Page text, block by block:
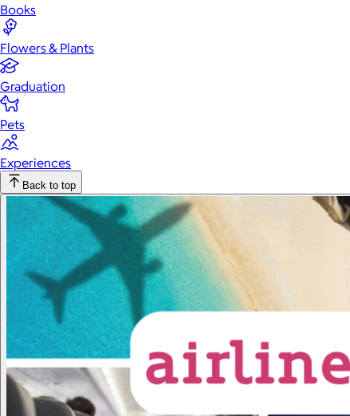
Books
Flowers & Plants
Graduation
Pets
Experiences
Back to top